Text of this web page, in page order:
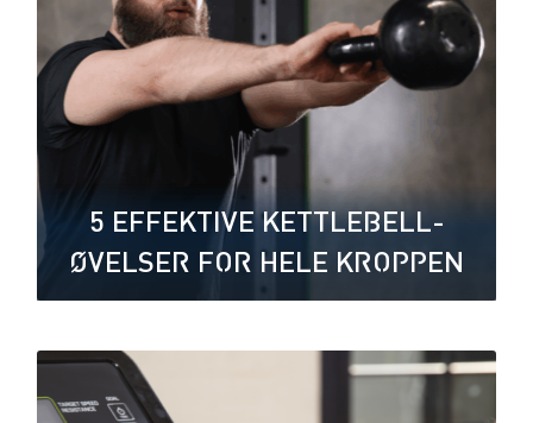
5 EFFEKTIVE KETTLEBELL-
ØVELSER FOR HELE KROPPEN